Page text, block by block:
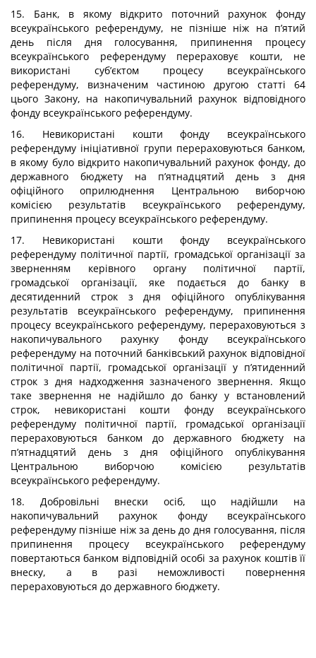
15. Банк, в якому відкрито поточний рахунок фонду
всеукраїнського референдуму, не пізніше ніж на п’ятий
день після дня голосування, припинення процесу
всеукраїнського референдуму перераховує кошти, не
використані суб’єктом процесу всеукраїнського
референдуму, визначеним частиною другою статті 64
цього Закону, на накопичувальний рахунок відповідного
фонду всеукраїнського референдуму.
16. Невикористані кошти фонду всеукраїнського
референдуму ініціативної групи перераховуються банком,
в якому було відкрито накопичувальний рахунок фонду, до
державного бюджету на п’ятнадцятий день з дня
офіційного оприлюднення Центральною виборчою
комісією результатів всеукраїнського референдуму,
припинення процесу всеукраїнського референдуму.
17. Невикористані кошти фонду всеукраїнського
референдуму політичної партії, громадської організації за
зверненням керівного органу політичної партії,
громадської організації, яке подається до банку в
десятиденний строк з дня офіційного опублікування
результатів всеукраїнського референдуму, припинення
процесу всеукраїнського референдуму, перераховуються з
накопичувального рахунку фонду всеукраїнського
референдуму на поточний банківський рахунок відповідної
політичної партії, громадської організації у п’ятиденний
строк з дня надходження зазначеного звернення. Якщо
таке звернення не надійшло до банку у встановлений
строк, невикористані кошти фонду всеукраїнського
референдуму політичної партії, громадської організації
перераховуються банком до державного бюджету на
п’ятнадцятий день з дня офіційного опублікування
Центральною виборчою комісією результатів
всеукраїнського референдуму.
18. Добровільні внески осіб, що надійшли на
накопичувальний рахунок фонду всеукраїнського
референдуму пізніше ніж за день до дня голосування, після
припинення процесу всеукраїнського референдуму
повертаються банком відповідній особі за рахунок коштів її
внеску, а в разі неможливості повернення
перераховуються до державного бюджету.